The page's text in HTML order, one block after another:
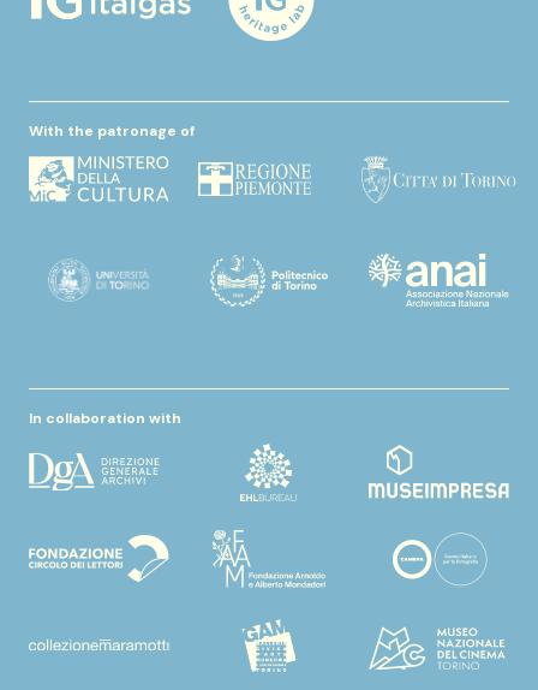
With the patronage of
In collaboration with